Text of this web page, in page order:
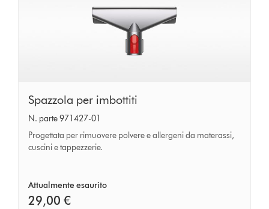
Spazzola
per
imbottiti
Spazzola per imbottiti
N. parte 971427-01
Progettata per rimuovere polvere e allergeni da materassi,
cuscini e tappezzerie.
Attualmente esaurito
29,00 €